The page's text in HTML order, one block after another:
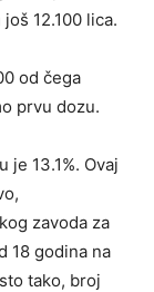
12.100 lica.
od čega
prvu dozu.
je 13.1%. Ovaj
zavoda za
18 godina na
tako, broj